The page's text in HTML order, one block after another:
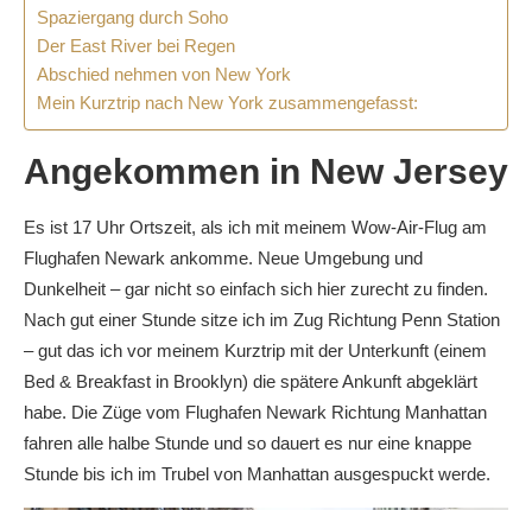
Spaziergang durch Soho
Der East River bei Regen
Abschied nehmen von New York
Mein Kurztrip nach New York zusammengefasst:
Angekommen in New Jersey
Es ist 17 Uhr Ortszeit, als ich mit meinem Wow-Air-Flug am
Flughafen Newark ankomme. Neue Umgebung und
Dunkelheit – gar nicht so einfach sich hier zurecht zu finden.
Nach gut einer Stunde sitze ich im Zug Richtung Penn Station
– gut das ich vor meinem Kurztrip mit der Unterkunft (einem
Bed & Breakfast in Brooklyn) die spätere Ankunft abgeklärt
habe. Die Züge vom Flughafen Newark Richtung Manhattan
fahren alle halbe Stunde und so dauert es nur eine knappe
Stunde bis ich im Trubel von Manhattan ausgespuckt werde.